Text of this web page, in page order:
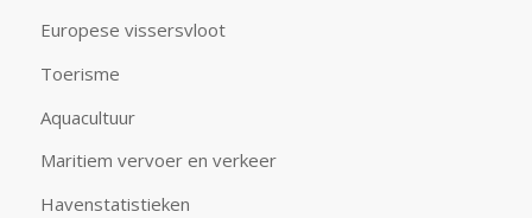
Europese vissersvloot
Toerisme
Aquacultuur
Maritiem vervoer en verkeer
Havenstatistieken